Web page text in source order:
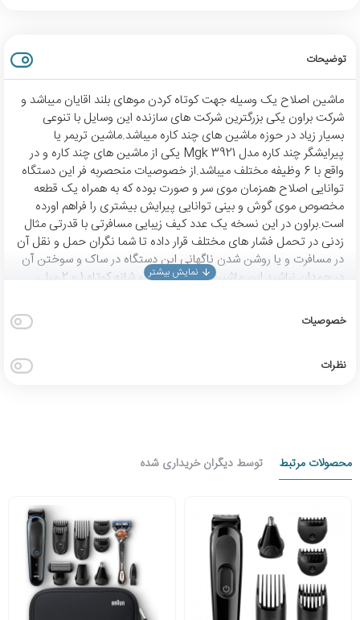
توضیحات
ماشین اصلاح یک وسیله جهت کوتاه کردن موهای بلند اقایان میباشد و
شرکت براون یکی بزرگترین شرکت های سازنده این وسایل با تنوعی
بسیار زیاد در حوزه ماشین های چند کاره میباشد.ماشین تریمر یا
پیرایشگر چند کاره مدل Mgk 3921 یکی از ماشین های چند کاره و در
واقع با 6 وظیفه مختلف میباشد.از خصوصیات منحصربه فر این دستگاه
توانایی اصلاح همزمان موی سر و صورت بوده که به همراه یک قطعه
مخصوص موی گوش و بینی توانایی پیرایش بیشتری را فراهم اورده
است.براون در این نسخه یک عدد کیف زیبایی مسافرتی با قدرتی مثال
زدنی در تحمل فشار های مختلف قرار داده تا شما نگران حمل و نقل آن
در مسافرت و یا روشن شدن ناگهانی این دستگاه در ساک و سوختن آن
در چمدان نباشید.این ماشین اصلاح دارای دو شانه کوتاه 1 و 2 میلی
میلیمتر و 13 تا 21 میلیمتر میباشد که توانایی کلیپ و تریم کردن موی
دور سر را نیز داراست.باتری این مدل نسبت به مدل های قبلی قدرتمند
برق و باتری موجود و همچنین این مدل از تیغه با عمر طولانی و مدت
خصوصیات
نظرات
محصولات مرتبط توسط دیگران خریداری شده